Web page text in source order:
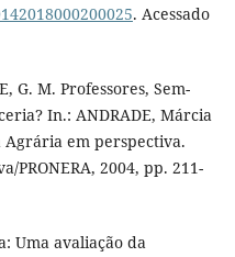
. Acessado
G. M. Professores, Sem-
In.: ANDRADE, Márcia
Agrária em perspectiva.
PRONERA, 2004, pp. 211-
Uma avaliação da